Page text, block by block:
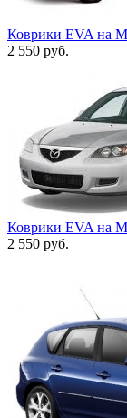
Коврики EVA на
2 550 руб.
Коврики EVA на
2 550 руб.